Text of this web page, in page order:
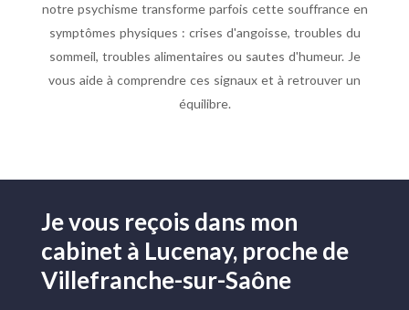
notre psychisme transforme parfois cette souffrance en
symptômes physiques : crises d'angoisse, troubles du
sommeil, troubles alimentaires ou sautes d'humeur. Je
vous aide à comprendre ces signaux et à retrouver un
équilibre.
Je vous reçois dans mon
cabinet à Lucenay, proche de
Villefranche-sur-Saône